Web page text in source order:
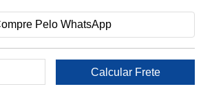
Pelo WhatsApp